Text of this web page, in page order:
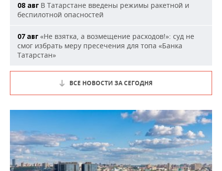
08 авг В Татарстане введены режимы ракетной и
беспилотной опасностей
07 авг «Не взятка, а возмещение расходов!»: суд не
смог избрать меру пресечения для топа «Банка
Татарстан»
ВСЕ НОВОСТИ ЗА СЕГОДНЯ